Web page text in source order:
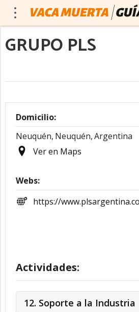
GRUPO PLS
Domicilio:
Neuquén, Neuquén,Argentina
Ver en Maps
Webs:
https://
Actividades:
12. Soporte a la Industria